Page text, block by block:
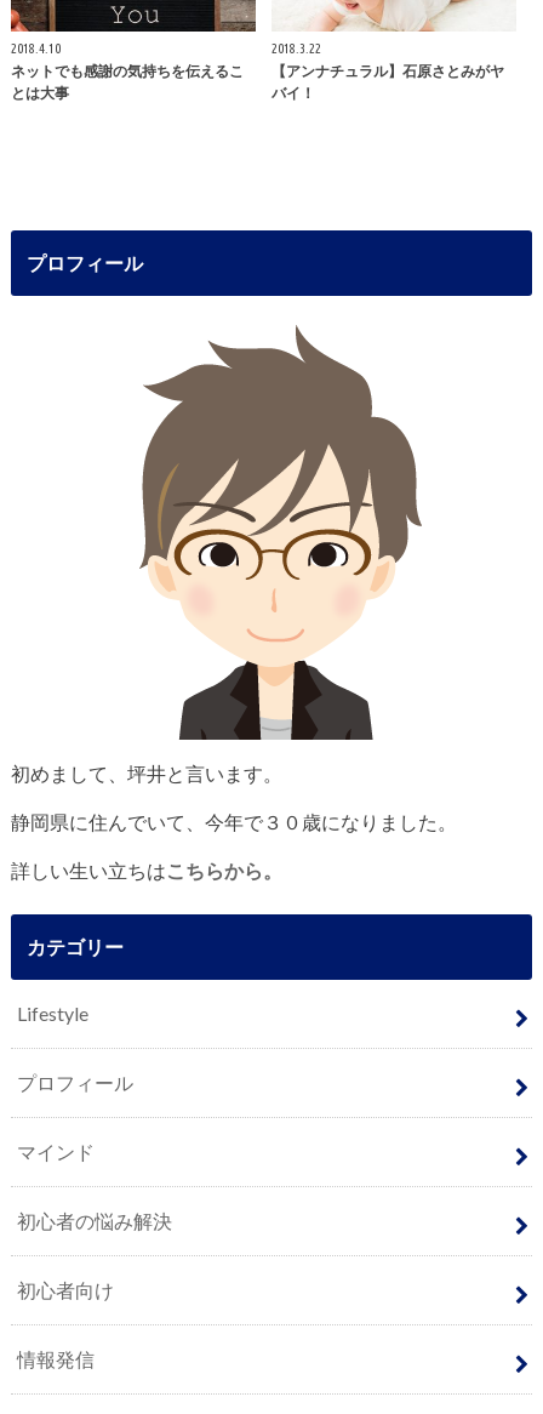
2018.4.10
ネットでも感謝の気持ちを伝えるこ
とは大事
2018.3.22
【アンナチュラル】石原さとみがヤ
バイ！
プロフィール
初めまして、坪井と言います。
静岡県に住んでいて、今年で３０歳になりました。
詳しい生い立ちはこちらから。
カテゴリー
Lifestyle
プロフィール
マインド
初心者の悩み解決
初心者向け
情報発信